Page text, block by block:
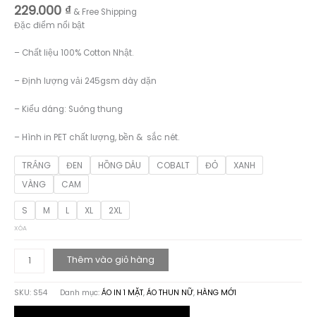
229.000 ₫ & Free Shipping
Đặc điểm nổi bật
– Chất liệu 100% Cotton Nhật.
– Định lượng vải 245gsm dày dặn
– Kiểu dáng: Suông thung
– Hình in PET chất lượng, bền & sắc nét.
TRẮNG ĐEN HỒNG DÂU COBALT ĐỎ
XANH
VÀNG
CAM
S M L XL 2XL
XÓA
TIẾT
TWO
Thêm vào giỏ hàng
SKU: S54 Danh mục: ÁO IN 1 MẶT, ÁO THUN NỮ, HÀNG MỚI